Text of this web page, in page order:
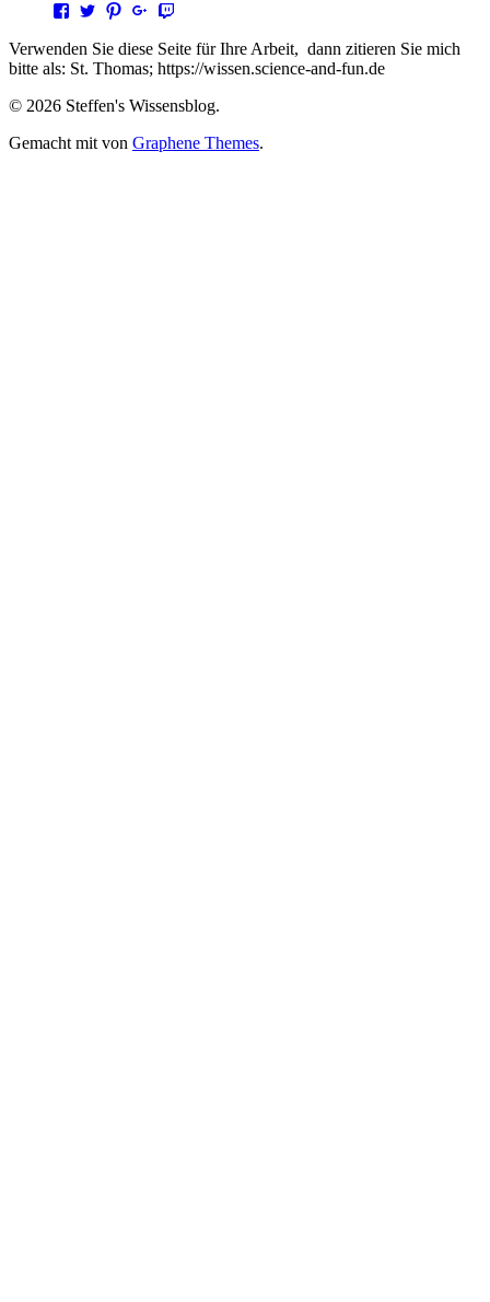
Profil
steffen.thomas1
auf
Facebook
anzeigen
Profil
steto123
auf
Twitter
anzeigen
Profil
steffen3669
auf
Pinterest
anzeigen
Profil
Steffen
Thomas
auf
Google+
anzeigen
steto123
auf
Twitch
anzeigen
Verwenden Sie diese Seite für Ihre Arbeit, dann zitieren Sie mich
bitte als: St. Thomas; https://wissen.science-and-fun.de
© 2026 Steffen's Wissensblog.
Gemacht mit von Graphene Themes.